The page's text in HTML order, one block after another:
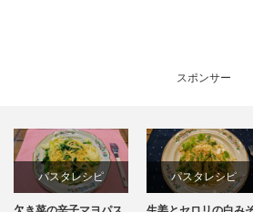
スポンサー
パスタレシピ パスタレシピ